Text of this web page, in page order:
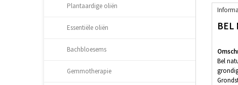
Plantaardige oliën
Essentiële oliën
Bachbloesems
Gemmotherapie
BEL
Bel